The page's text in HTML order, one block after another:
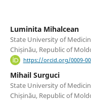
Luminita Mihalcean
State University of
Chișinău, Republic of
https://orcid.org/0009-
Mihail Surguci
State University of
Chișinău, Republic of